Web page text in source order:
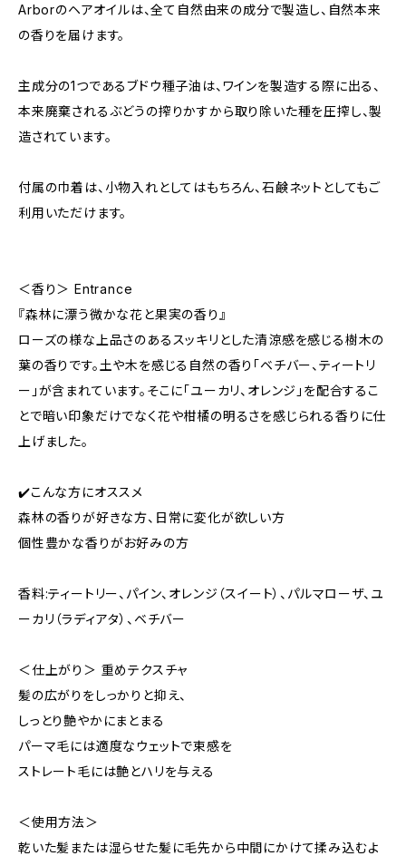
Arborのヘアオイルは、全て⾃然由来の成分で製造し、自然本来
の香りを届けます。
主成分の1つであるブドウ種⼦油は、ワインを製造する際に出る、
本来廃棄されるぶどうの搾りかすから取り除いた種を圧搾し、製
造されています。
付属の巾着は、小物入れとしてはもちろん、石鹸ネットとしてもご
利用いただけます。
＜香り＞ Entrance
『森林に漂う微かな花と果実の香り』
ローズの様な上品さのあるスッキリとした清涼感を感じる樹木の
葉の香りです。土や木を感じる自然の香り「ベチバー、ティートリ
ー」が含まれています。そこに「ユーカリ、オレンジ」を配合するこ
とで暗い印象だけでなく花や柑橘の明るさを感じられる香りに仕
上げました。
✔️こんな方にオススメ
森林の香りが好きな方、日常に変化が欲しい方
個性豊かな香りがお好みの方
香料:ティートリー、パイン、オレンジ（スイート）、パルマローザ、ユ
ーカリ（ラディアタ）、ベチバー
＜仕上がり＞ 重めテクスチャ
髪の広がりをしっかりと抑え、
しっとり艶やかにまとまる
パーマ⽑には適度なウェットで束感を
ストレート⽑には艶とハリを与える
＜使用方法＞
乾いた髪または湿らせた髪に毛先から中間にかけて揉み込むよ